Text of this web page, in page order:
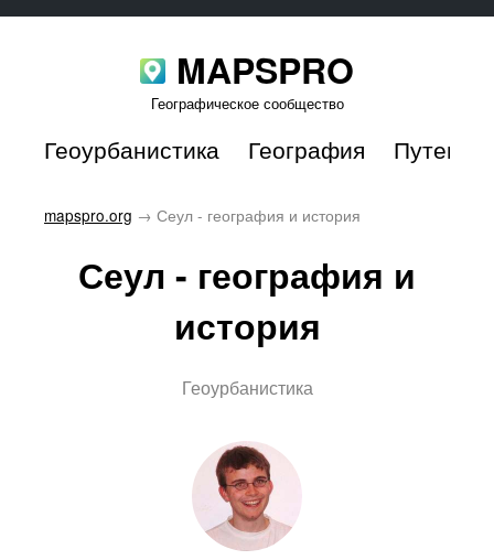
MAPSPRO
Географическое сообщество
Геоурбанистика География
mapspro.org → Сеул - география и история
Сеул - география и
история
Геоурбанистика